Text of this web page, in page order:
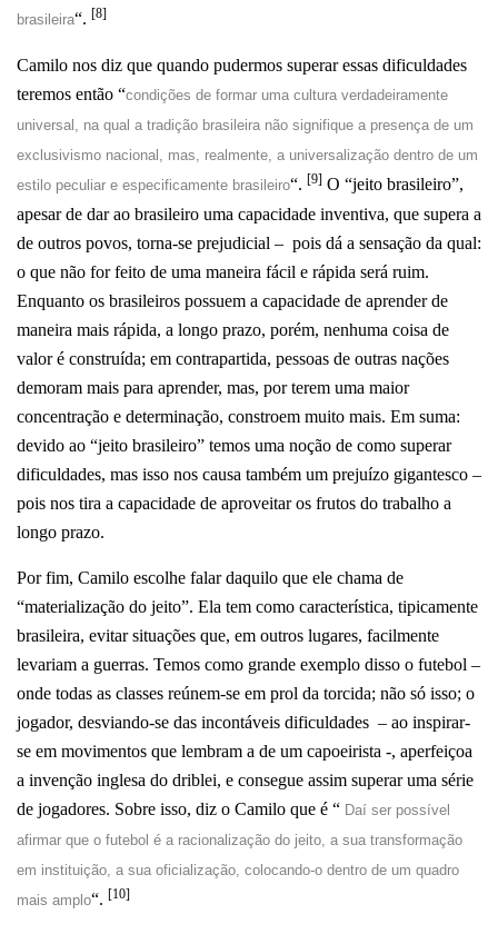
brasileira“. [8]
Camilo nos diz que quando pudermos superar essas dificuldades
teremos então “condições de formar uma cultura verdadeiramente
universal, na qual a tradição brasileira não signifique a presença de um
exclusivismo nacional, mas, realmente, a universalização dentro de um
estilo peculiar e especificamente brasileiro“. [9] O “jeito brasileiro”,
apesar de dar ao brasileiro uma capacidade inventiva, que supera a
de outros povos, torna-se prejudicial – pois dá a sensação da qual:
o que não for feito de uma maneira fácil e rápida será ruim.
Enquanto os brasileiros possuem a capacidade de aprender de
maneira mais rápida, a longo prazo, porém, nenhuma coisa de
valor é construída; em contrapartida, pessoas de outras nações
demoram mais para aprender, mas, por terem uma maior
concentração e determinação, constroem muito mais. Em suma:
devido ao “jeito brasileiro” temos uma noção de como superar
dificuldades, mas isso nos causa também um prejuízo gigantesco –
pois nos tira a capacidade de aproveitar os frutos do trabalho a
longo prazo.
Por fim, Camilo escolhe falar daquilo que ele chama de
“materialização do jeito”. Ela tem como característica, tipicamente
brasileira, evitar situações que, em outros lugares, facilmente
levariam a guerras. Temos como grande exemplo disso o futebol –
onde todas as classes reúnem-se em prol da torcida; não só isso; o
jogador, desviando-se das incontáveis dificuldades – ao inspirar-
se em movimentos que lembram a de um capoeirista -, aperfeiçoa
a invenção inglesa do driblei, e consegue assim superar uma série
de jogadores. Sobre isso, diz o Camilo que é “ Daí ser possível
afirmar que o futebol é a racionalização do jeito, a sua transformação
em instituição, a sua oficialização, colocando-o dentro de um quadro
mais amplo“. [10]